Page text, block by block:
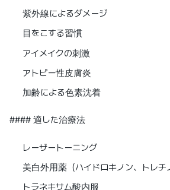
紫外線によるダメージ
目をこする習慣
アイメイクの刺激
アトピー性皮膚炎
加齢による色素沈着
#### 適した治療法
レーザートーニング
美白外用薬（ハイドロキノン、トレチ
トラネキサム酸内服